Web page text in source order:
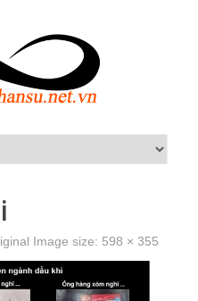
Image size: 598 × 355